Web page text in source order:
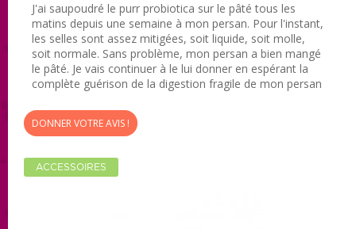
J'ai saupoudré le purr probiotica sur le pâté tous les
matins depuis une semaine à mon persan. Pour l'instant,
les selles sont assez mitigées, soit liquide, soit molle,
soit normale. Sans problème, mon persan a bien mangé
le pâté. Je vais continuer à le lui donner en espérant la
complète guérison de la digestion fragile de mon persan
DONNER VOTRE AVIS !
ACCESSOIRES